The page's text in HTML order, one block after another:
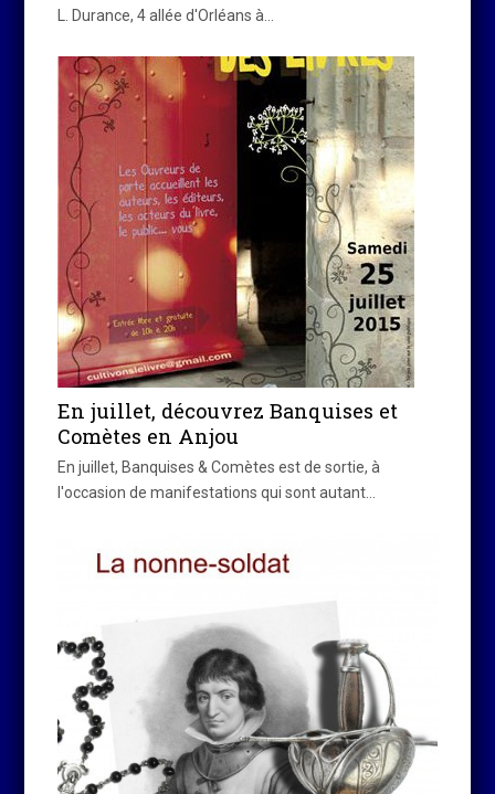
L. Durance, 4 allée d'Orléans à…
En juillet, découvrez Banquises et
Comètes en Anjou
En juillet, Banquises & Comètes est de sortie, à
l'occasion de manifestations qui sont autant…